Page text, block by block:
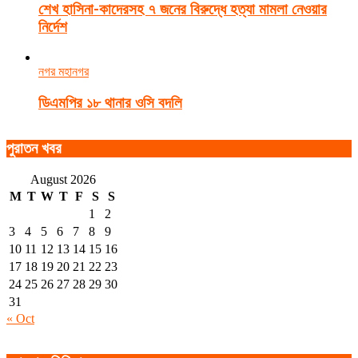
শেখ হাসিনা-কাদেরসহ ৭ জনের বিরুদ্ধে হত্যা মামলা নেওয়ার
নির্দেশ
নগর মহানগর
ডিএমপির ১৮ থানার ওসি বদলি
পুরাতন খবর
August 2026
M T W T F S
S
1
2
3
4 5 6 7 8
9
10 11 12 13 14 15 16
17 18 19 20 21 22 23
24 25 26 27 28 29 30
31
« Oct